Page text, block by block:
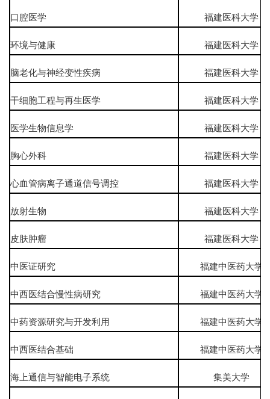
口腔医学 福建医科大学
环境与健康 福建医科大学
脑老化与神经变性疾病 福建医科大学
干细胞工程与再生医学 福建医科大学
医学生物信息学 福建医科大学
胸心外科 福建医科大学
心血管病离子通道信号调控 福建医科大学
放射生物 福建医科大学
皮肤肿瘤 福建医科大学
中医证研究 福建中医药大学
中西医结合慢性病研究 福建中医药大学
中药资源研究与开发利用 福建中医药大学
中西医结合基础 福建中医药大学
海上通信与智能电子系统 集美大学